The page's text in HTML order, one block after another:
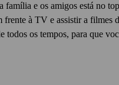
família e os amigos está no
frente à TV e assistir a filmes
todos os tempos, para que